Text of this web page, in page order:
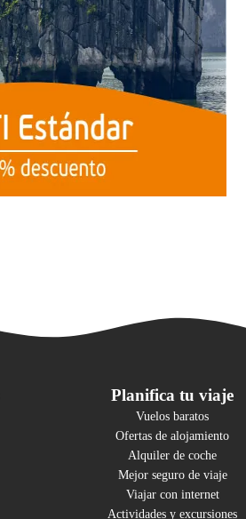
Planifica tu viaje
Vuelos baratos
Ofertas de alojamiento
Alquiler de coche
Mejor seguro de viaje
Viajar con internet
Actividades y excursiones